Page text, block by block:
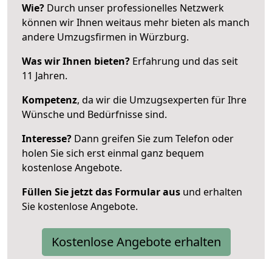
Wie? Durch unser professionelles Netzwerk
können wir Ihnen weitaus mehr bieten als manch
andere Umzugsfirmen in Würzburg.
Was wir Ihnen bieten? Erfahrung und das seit
11 Jahren.
Kompetenz, da wir die Umzugsexperten für Ihre
Wünsche und Bedürfnisse sind.
Interesse? Dann greifen Sie zum Telefon oder
holen Sie sich erst einmal ganz bequem
kostenlose Angebote.
Füllen Sie jetzt das Formular aus und erhalten
Sie kostenlose Angebote.
Kostenlose Angebote erhalten